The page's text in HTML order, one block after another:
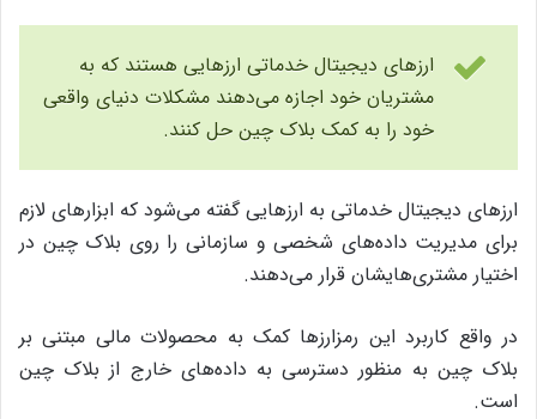
ارزهای دیجیتال خدماتی ارزهایی هستند که به
مشتریان خود اجازه می‌دهند مشکلات دنیای واقعی
خود را به کمک بلاک چین حل کنند.
ارزهای دیجیتال خدماتی به ارزهایی گفته می‌شود که ابزارهای لازم
برای مدیریت داده‌های شخصی و سازمانی را روی بلاک چین در
اختیار مشتری‌هایشان قرار می‌دهند.
در واقع کاربرد این رمزارزها کمک به محصولات مالی مبتنی بر
بلاک چین به منظور دسترسی به داده‌های خارج از بلاک چین
است.